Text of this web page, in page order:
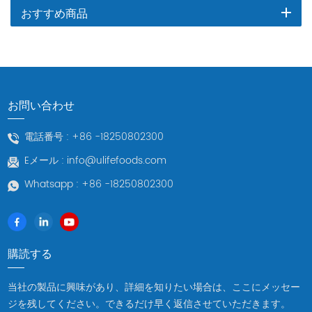
おすすめ商品
お問い合わせ
電話番号 : +86 -18250802300
Eメール : info@ulifefoods.com
Whatsapp : +86 -18250802300
購読する
当社の製品に興味があり、詳細を知りたい場合は、ここにメッセー
ジを残してください。できるだけ早く返信させていただきます。